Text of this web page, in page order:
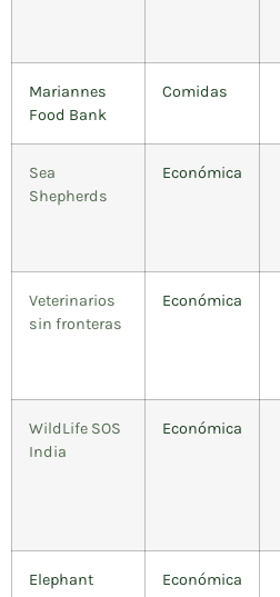
Mariannes
Food Bank
Comidas
Sea
Shepherds
Económica
Veterinarios
sin fronteras
Económica
WildLife SOS
India
Económica
Elephant
Económica